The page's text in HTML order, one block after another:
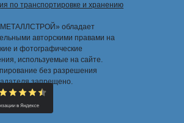
по транспортировке и хранению
обладает
авторскими правами на
и фотографические
используемые на сайте.
без разрешения
запрещено.